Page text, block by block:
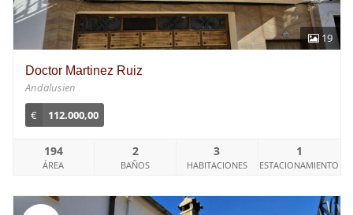
19
Doctor Martinez Ruiz
Andalusien
€
112.000,00
194
ÁREA
2
BAÑOS
3
HABITACIONES
1
ESTACIONAMIENTO